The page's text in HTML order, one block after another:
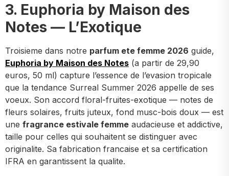
3. Euphoria by Maison des
Notes — L’Exotique
Troisieme dans notre parfum ete femme 2026 guide,
Euphoria by Maison des Notes (a partir de 29,90
euros, 50 ml) capture l’essence de l’evasion tropicale
que la tendance Surreal Summer 2026 appelle de ses
voeux. Son accord floral-fruites-exotique — notes de
fleurs solaires, fruits juteux, fond musc-bois doux — est
une fragrance estivale femme audacieuse et addictive,
taille pour celles qui souhaitent se distinguer avec
originalite. Sa fabrication francaise et sa certification
IFRA en garantissent la qualite.